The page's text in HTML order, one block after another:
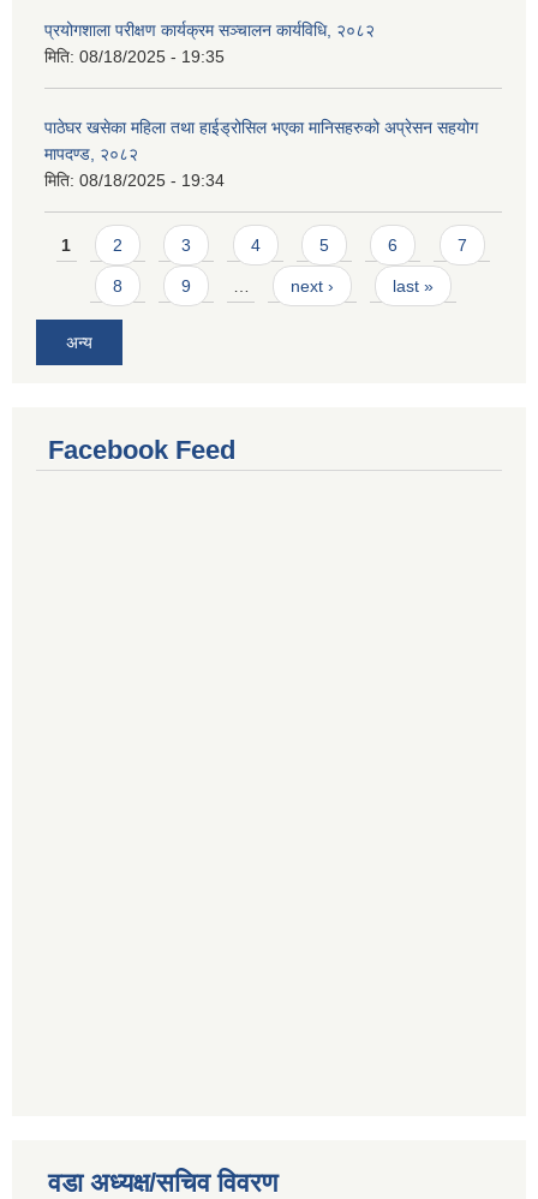
प्रयोगशाला परीक्षण कार्यक्रम सञ्चालन कार्यविधि, २०८२
मिति: 08/18/2025 - 19:35
पाठेघर खसेका महिला तथा हाईड्रोसिल भएका मानिसहरुको अप्रेसन सहयोग
मापदण्ड, २०८२
मिति: 08/18/2025 - 19:34
Pages
1 2 3 4 5 6 7
8 9 … next › last »
अन्य
Facebook Feed
वडा अध्यक्ष/सचिव विवरण